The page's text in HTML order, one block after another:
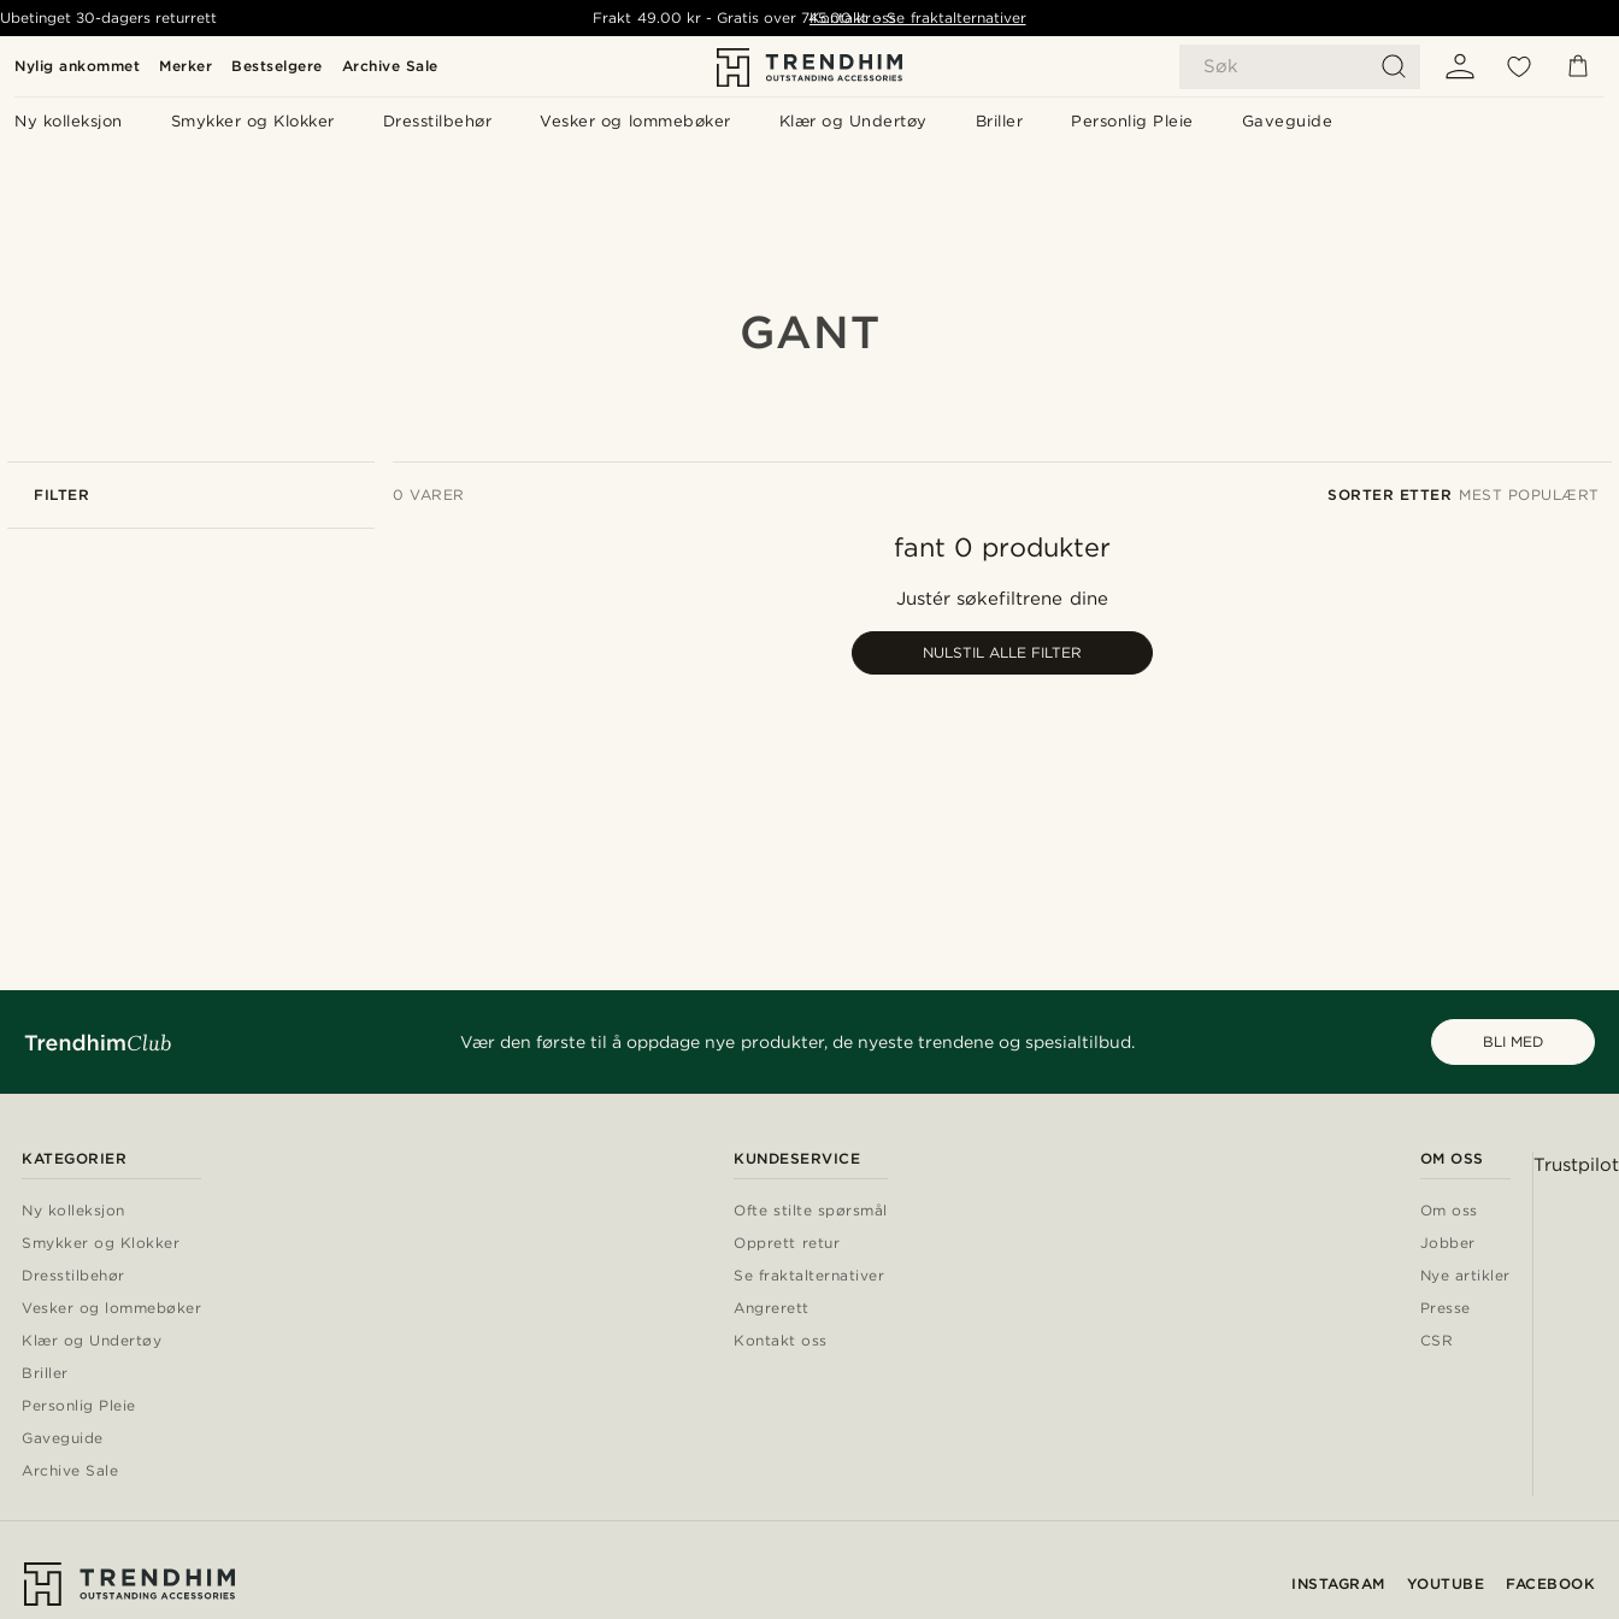
Nylig ankommet Merker Bestselgere Archive Sale Søk
Ny kolleksjon Smykker og Klokker Dresstilbehør Vesker og lommebøker Klær og Undertøy Briller Personlig Pleie Gaveguide
Ubetinget 30-dagers returrett Frakt 49.00 kr- Gratis over 745.00 kr - Se fraktalternativer
Kontakt oss
GANT
FILTER 0 VARER SORTER ETTER MEST POPULÆRT
fant 0 produkter
Justér søkefiltrene dine
NULSTIL ALLE FILTER
Vær den første til å oppdage nye produkter, de nyeste trendene og spesialtilbud. BLI MED
KATEGORIER
Ny kolleksjon
Smykker og Klokker
Dresstilbehør
Vesker og lommebøker
Klær og Undertøy
Briller
Personlig Pleie
Gaveguide
Archive Sale
KUNDESERVICE
Ofte stilte spørsmål
Opprett retur
Se fraktalternativer
Angrerett
Kontakt oss
OM OSS
Om oss
Jobber
Nye artikler
Presse
CSR
Trustpilot
INSTAGRAM YOUTUBE FACEBOOK